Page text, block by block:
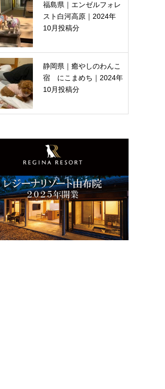
福島県｜エンゼルフォレ
スト白河高原｜2024年
10月投稿分
静岡県｜癒やしのわんこ
宿 にこまめち｜2024年
10月投稿分